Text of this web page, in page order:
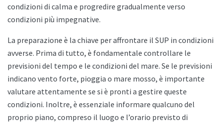
condizioni di calma e progredire gradualmente verso
condizioni più impegnative.
La preparazione è la chiave per affrontare il SUP in condizioni
avverse. Prima di tutto, è fondamentale controllare le
previsioni del tempo e le condizioni del mare. Se le previsioni
indicano vento forte, pioggia o mare mosso, è importante
valutare attentamente se si è pronti a gestire queste
condizioni. Inoltre, è essenziale informare qualcuno del
proprio piano, compreso il luogo e l’orario previsto di